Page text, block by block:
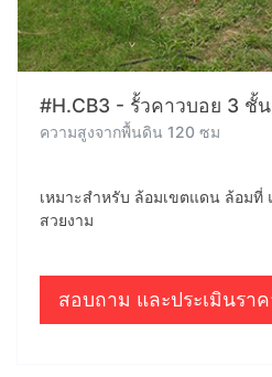
#H.CB3 - รั้วคาวบอย 3 ชั้น
ความสูงจากพื้นดิน 120 ซม
เหมาะสำหรับ ล้อมเขตแดน ล้อมที่
สวยงาม
สอบถาม และประเมินรา